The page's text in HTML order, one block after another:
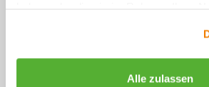
Alle zulassen
Sie haben Fragen zu